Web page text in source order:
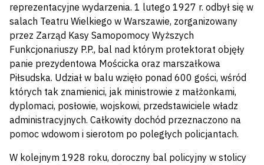
reprezentacyjne wydarzenia. 1 lutego 1927 r. odbył się w
salach Teatru Wielkiego w Warszawie, zorganizowany
przez Zarząd Kasy Samopomocy Wyższych
Funkcjonariuszy P.P., bal nad którym protektorat objęły
panie prezydentowa Mościcka oraz marszałkowa
Piłsudska. Udział w balu wzięło ponad 600 gości, wśród
których tak znamienici, jak ministrowie z małżonkami,
dyplomaci, posłowie, wojskowi, przedstawiciele władz
administracyjnych. Całkowity dochód przeznaczono na
pomoc wdowom i sierotom po poległych policjantach.
W kolejnym 1928 roku, doroczny bal policyjny w stolicy